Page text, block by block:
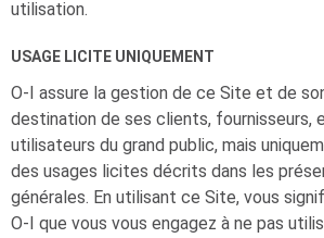
utilisation.
USAGE LICITE UNIQUEMENT
O-I assure la gestion de ce Site et de
destination de ses clients, fournisseurs,
utilisateurs du grand public, mais
des usages licites décrits dans les
générales. En utilisant ce Site, vous
O-I que vous vous engagez à ne pas